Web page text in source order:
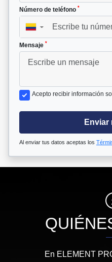
Número de teléfono *
▼
Mensaje *
Acepto recibir información
Enviar
Al enviar tus datos aceptas los
En ELEMENT